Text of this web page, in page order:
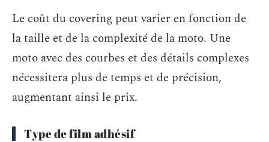
Le coût du covering peut varier en fonction de
la taille et de la complexité de la moto. Une
moto avec des courbes et des détails complexes
nécessitera plus de temps et de précision,
augmentant ainsi le prix.
Type de film adhésif